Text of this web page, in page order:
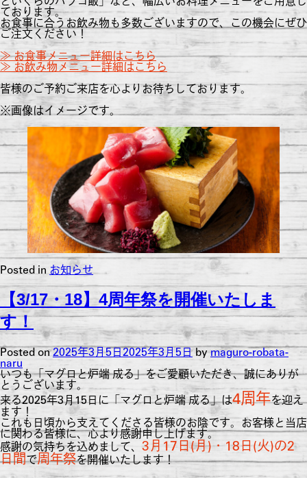
ております。
お食事に合うお飲み物も多数ございますので、この機会にぜひ
ご注文ください！
≫ お食事メニュー詳細はこちら
≫ お飲み物メニュー詳細はこちら
皆様のご予約ご来店を心よりお待ちしております。
※画像はイメージです。
Posted in お知らせ
【3/17・18】4周年祭を開催いたしま
す！
Posted on2025年3月5日2025年3月5日bymaguro-robata-
naru
いつも「マグロと炉端 成る」をご愛顧いただき、誠にありが
とうございます。
来る2025年3月15日に「マグロと炉端 成る」は4周年を迎え
ます！
これも日頃から支えてくださる皆様のお陰です。お客様と当店
に関わる皆様に、心より感謝申し上げます。
感謝の気持ちを込めまして、 3月17日(月)・18日(火)の2
日間で周年祭を開催いたします！